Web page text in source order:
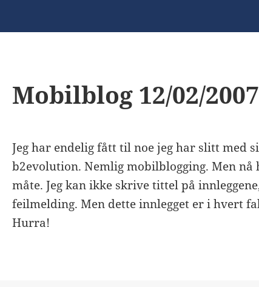
Mobilblog 12/02/2007
Jeg har endelig fått til noe jeg har slitt med
b2evolution. Nemlig mobilblogging. Men nå
måte. Jeg kan ikke skrive tittel på
feilmelding. Men dette innlegget er i hvert
Hurra!